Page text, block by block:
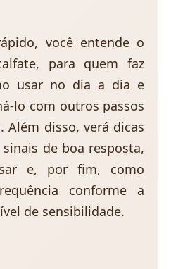
você entende o
para quem faz
usar no dia a dia e
lo com outros passos
Além disso, verá dicas
de boa resposta,
e, por fim, como
conforme a
de sensibilidade.